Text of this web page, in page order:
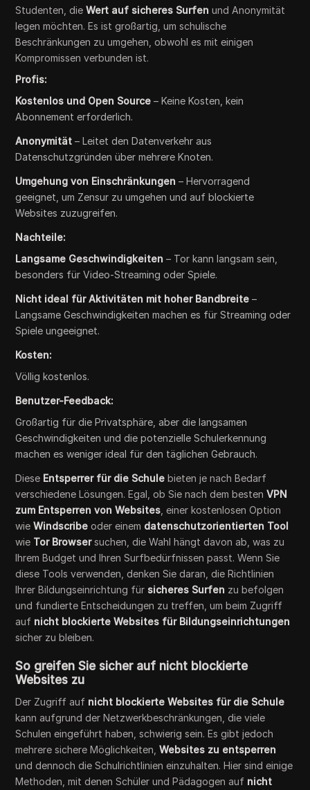
Studenten, dieWert auf sicheres Surfen und Anonymität
legen möchten. Es ist großartig, um schulische
Beschränkungen zu umgehen, obwohl es mit einigen
Kompromissen verbunden ist.
Profis:
Kostenlos und Open Source – Keine Kosten, kein
Abonnement erforderlich.
Anonymität – Leitet den Datenverkehr aus
Datenschutzgründen über mehrere Knoten.
Umgehung von Einschränkungen – Hervorragend
geeignet, um Zensur zu umgehen und auf blockierte
Websites zuzugreifen.
Nachteile:
Langsame Geschwindigkeiten – Tor kann langsam sein,
besonders für Video-Streaming oder Spiele.
Nicht ideal für Aktivitäten mit hoher Bandbreite –
Langsame Geschwindigkeiten machen es für Streaming oder
Spiele ungeeignet.
Kosten:
Völlig kostenlos.
Benutzer-Feedback:
Großartig für die Privatsphäre, aber die langsamen
Geschwindigkeiten und die potenzielle Schulerkennung
machen es weniger ideal für den täglichen Gebrauch.
Diese Entsperrer für die Schule bieten je nach Bedarf
verschiedene Lösungen. Egal, ob Sie nach dem bestenVPN
zum Entsperren von Websites , einer kostenlosen Option
wieWindscribe oder einem datenschutzorientierten Tool
wie Tor Browsersuchen, die Wahl hängt davon ab, was zu
Ihrem Budget und Ihren Surfbedürfnissen passt. Wenn Sie
diese Tools verwenden, denken Sie daran, die Richtlinien
Ihrer Bildungseinrichtung für sicheres Surfen zu befolgen
und fundierte Entscheidungen zu treffen, um beim Zugriff
auf nicht blockierte Websites für Bildungseinrichtungen
sicher zu bleiben.
So greifen Sie sicher auf nicht blockierte
Websites zu
Der Zugriff auf nicht blockierte Websites für die Schule
kann aufgrund der Netzwerkbeschränkungen, die viele
Schulen eingeführt haben, schwierig sein. Es gibt jedoch
mehrere sichere Möglichkeiten,Websites zu entsperren
und dennoch die Schulrichtlinien einzuhalten. Hier sind einige
Methoden, mit denen Schüler und Pädagogen auf nicht